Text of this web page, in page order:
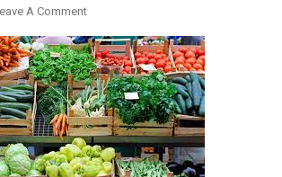
A CommentOn
Dukung
Transformasi
Sistem
Pangan